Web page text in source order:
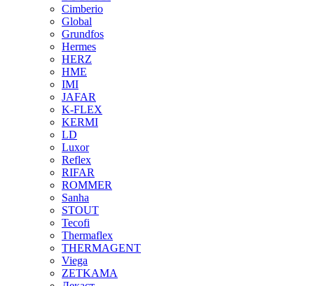
Cimberio
Global
Grundfos
Hermes
HERZ
HME
IMI
JAFAR
K-FLEX
KERMI
LD
Luxor
Reflex
RIFAR
ROMMER
Sanha
STOUT
Tecofi
Thermaflex
THERMAGENT
Viega
ZETKAMA